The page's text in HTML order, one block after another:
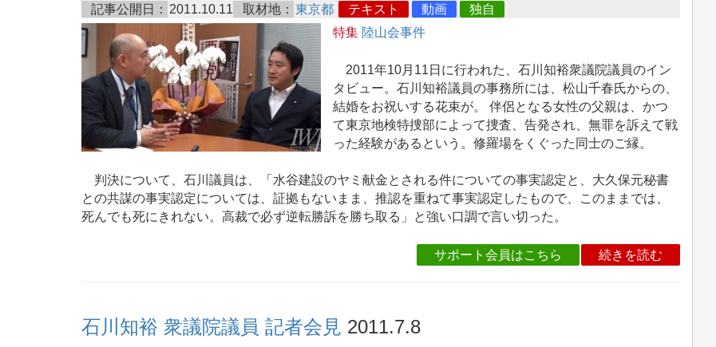
記事公開日： 2011.10.11 取材地： 東京都 テキスト 動画
独自
特集 陸山会事件
2011年10月11日に行われた、石川知裕衆議院議員のイン
タビュー。石川知裕議員の事務所には、松山千春氏からの、
結婚をお祝いする花束が。 伴侶となる女性の父親は、かつ
て東京地検特捜部によって捜査、告発され、無罪を訴えて戦
った経験があるという。修羅場をくぐった同士のご縁。
判決について、石川議員は、「水谷建設のヤミ献金とされる件についての事実認定と、大久保元秘書
との共謀の事実認定については、証拠もないまま、推認を重ねて事実認定したもので、このままでは、
死んでも死にきれない。高裁で必ず逆転勝訴を勝ち取る」と強い口調で言い切った。
サポート会員はこちら 続きを読む
石川知裕 衆議院議員 記者会見 2011.7.8